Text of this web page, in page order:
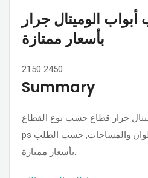
الوميتال جرار
بأسعار ممتازة
2150 2450
Summary
جرار قطاع حسب نوع القطاع
ps او جامبو او تانجو وجميع الألوان والمساحات, حسب الطلب
بأسعار ممتازة.